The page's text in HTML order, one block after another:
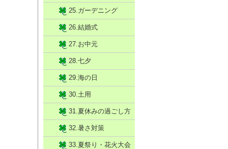
25.ガーデニング
26.結婚式
27.お中元
28.七夕
29.海の日
30.土用
31.夏休みの過ごし方
32.暑さ対策
33.夏祭り・花火大会